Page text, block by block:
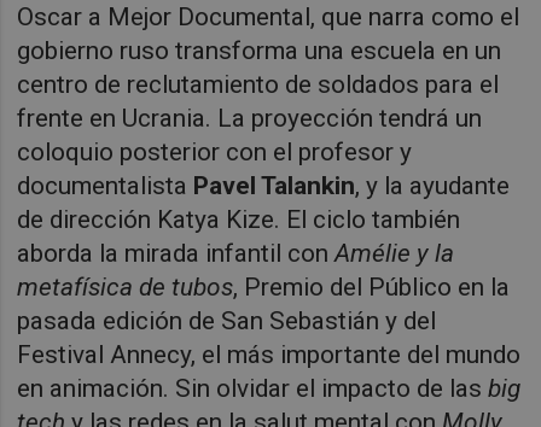
Oscar a Mejor Documental, que narra como el
gobierno ruso transforma una escuela en un
centro de reclutamiento de soldados para el
frente en Ucrania. La proyección tendrá un
coloquio posterior con el profesor y
documentalista Pavel Talankin, y la ayudante
de dirección Katya Kize. El ciclo también
aborda la mirada infantil conAmélie y la
metafísica de tubos, Premio del Público en la
pasada edición de San Sebastián y del
Festival Annecy, el más importante del mundo
en animación. Sin olvidar el impacto de lasbig